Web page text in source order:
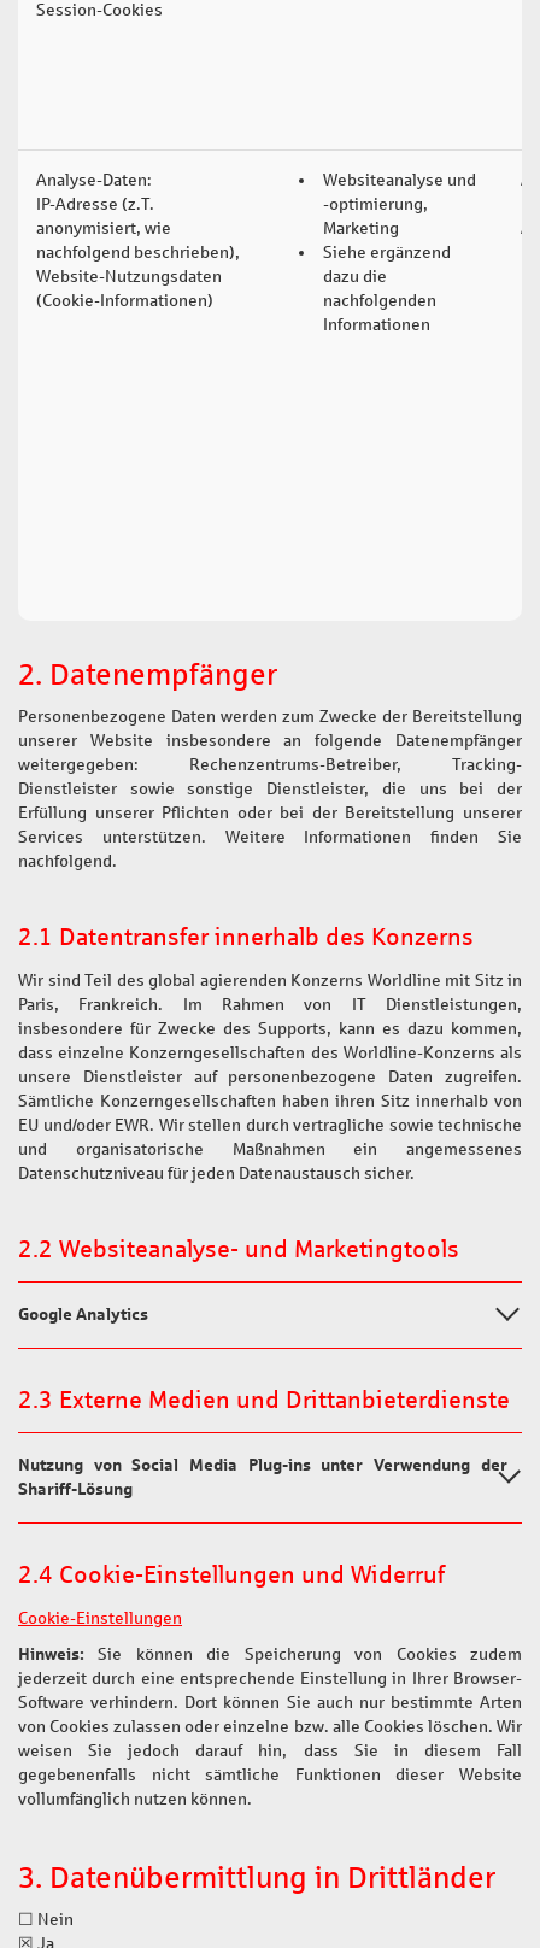
Session-Cookies
Analyse-Daten:
IP-Adresse (z.T.
anonymisiert, wie
nachfolgend beschrieben),
Website-Nutzungsdaten
(Cookie-Informationen)
Websiteanalyse und
-optimierung,
Marketing
Siehe ergänzend
dazu die
nachfolgenden
Informationen
2. Datenempfänger
Personenbezogene Daten werden zum Zwecke der Bereitstellung
unserer Website insbesondere an folgende Datenempfänger
weitergegeben: Rechenzentrums-Betreiber, Tracking-
Dienstleister sowie sonstige Dienstleister, die uns bei der
Erfüllung unserer Pflichten oder bei der Bereitstellung unserer
Services unterstützen. Weitere Informationen finden Sie
nachfolgend.
2.1 Datentransfer innerhalb des Konzerns
Wir sind Teil des global agierenden Konzerns Worldline mit Sitz in
Paris, Frankreich. Im Rahmen von IT Dienstleistungen,
insbesondere für Zwecke des Supports, kann es dazu kommen,
dass einzelne Konzerngesellschaften des Worldline-Konzerns als
unsere Dienstleister auf personenbezogene Daten zugreifen.
Sämtliche Konzerngesellschaften haben ihren Sitz innerhalb von
EU und/oder EWR. Wir stellen durch vertragliche sowie technische
und organisatorische Maßnahmen ein angemessenes
Datenschutzniveau für jeden Datenaustausch sicher.
2.2 Websiteanalyse- und Marketingtools
Google Analytics
2.3 Externe Medien und Drittanbieterdienste
Nutzung von Social Media Plug-ins unter Verwendung der
Shariff-Lösung
2.4 Cookie-Einstellungen und Widerruf
Cookie-Einstellungen
Hinweis: Sie können die Speicherung von Cookies zudem
jederzeit durch eine entsprechende Einstellung in Ihrer Browser-
Software verhindern. Dort können Sie auch nur bestimmte Arten
von Cookies zulassen oder einzelne bzw. alle Cookies löschen. Wir
weisen Sie jedoch darauf hin, dass Sie in diesem Fall
gegebenenfalls nicht sämtliche Funktionen dieser Website
vollumfänglich nutzen können.
3. Datenübermittlung in Drittländer
☐ Nein
☒ Ja